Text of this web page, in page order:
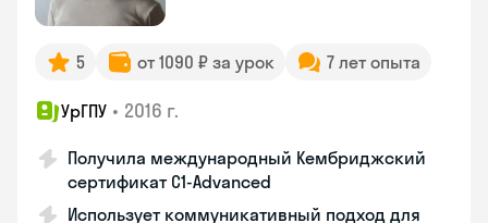
5 от 1090 ₽ за урок 7 лет опыта
УрГПУ • 2016 г.
Получила международный Кембриджский
сертификат С1-Advanced
Использует коммуникативный подход для